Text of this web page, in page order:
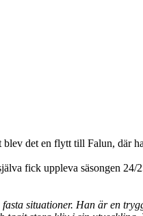
det en flytt till Falun, där
fick uppleva säsongen
situationer. Han är en